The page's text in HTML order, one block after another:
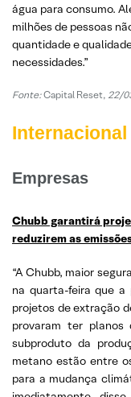
água para consumo.
milhões de pessoas
quantidade e
necessidades.”
Fonte:Capital Reset, 22/
Internacional
Empresas
Chubb garantirá
reduzirem as
“A Chubb, maior
na quarta-feira que
projetos de extração
provaram ter planos
subproduto da
metano estão entre
para a mudança